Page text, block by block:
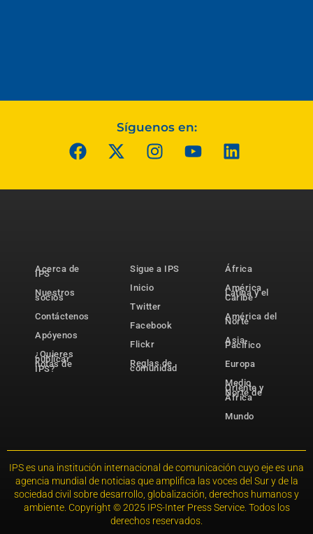
Síguenos en:
Acerca de
IPS
Nuestros
socios
Contáctenos
Apóyenos
¿Quieres
publicar
notas de
IPS?
Sigue a IPS
Inicio
Twitter
Facebook
Flickr
Reglas de
comunidad
África
América
Latina y el
Caribe
América del
Norte
Asia-
Pacífico
Europa
Medio
Oriente y
Norte de
África
Mundo
IPS es una institución internacional de comunicación cuyo eje es una
agencia mundial de noticias que amplifica las voces del Sur y de la
sociedad civil sobre desarrollo, globalización, derechos humanos y
ambiente. Copyright © 2025 IPS-Inter Press Service. Todos los
derechos reservados.